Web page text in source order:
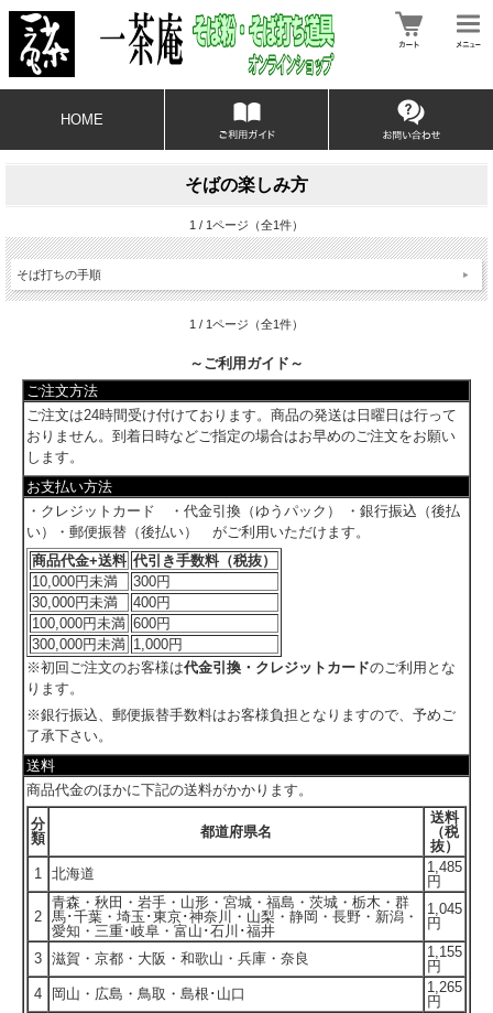
HOME
そばの楽しみ方
1 / 1ページ（全1件）
そば打ちの手順
1 / 1ページ（全1件）
～ご利用ガイド～
ご注文方法
ご注文は24時間受け付けております。商品の発送は日曜日は行って
おりません。到着日時などご指定の場合はお早めのご注文をお願い
します。
お支払い方法
・クレジットカード ・代金引換（ゆうパック） ・銀行振込（後払
い）・郵便振替（後払い） がご利用いただけます。
商品代金+送料 代引き手数料（税抜）
10,000円未満
300円
30,000円未満
400円
100,000円未満 600円
300,000円未満 1,000円
※初回ご注文のお客様は代金引換・クレジットカードのご利用とな
ります。
※銀行振込、郵便振替手数料はお客様負担となりますので、予めご
了承下さい。
送料
商品代金のほかに下記の送料がかかります。
分
類
都道府県名
送料
（税
抜）
1 北海道
1,485
円
2
青森・秋田・岩手・山形・宮城・福島・茨城・栃木・群
馬･千葉・埼玉･東京･神奈川・山梨・静岡・長野・新潟・
愛知・三重･岐阜・富山･石川･福井
1,045
円
3 滋賀・京都・大阪・和歌山・兵庫・奈良
1,155
円
4
岡山・広島・鳥取・島根･山口
1,265
円